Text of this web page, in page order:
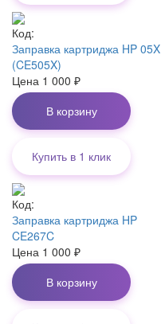
Код:
Заправка картриджа HP 05X
(CE505X)
Цена 1 000 ₽
В корзину
Купить в 1 клик
Код:
Заправка картриджа HP
CE267C
Цена 1 000 ₽
В корзину